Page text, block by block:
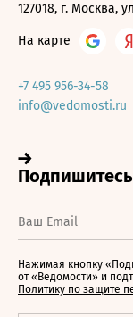
127018, г. Москва,
На карте
+7 495 956-34-58
info@vedomosti.ru
Нажимая кнопку
от «Ведомости» и
Политику по защите